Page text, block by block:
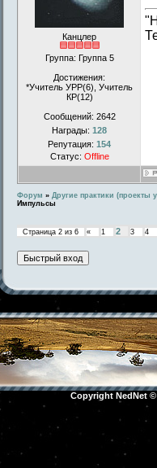
Канцлер
Группа: Группа 5
Достижения:
*Учитель УРР(6), Учитель
КР(12)
Сообщений: 2642
Награды: 128
Репутация: 154
Статус: Offline
Форум » Другие практики (проекты
Импульсы
Страница 2 из 6 « 1 2 3 4
Copyright NedNet